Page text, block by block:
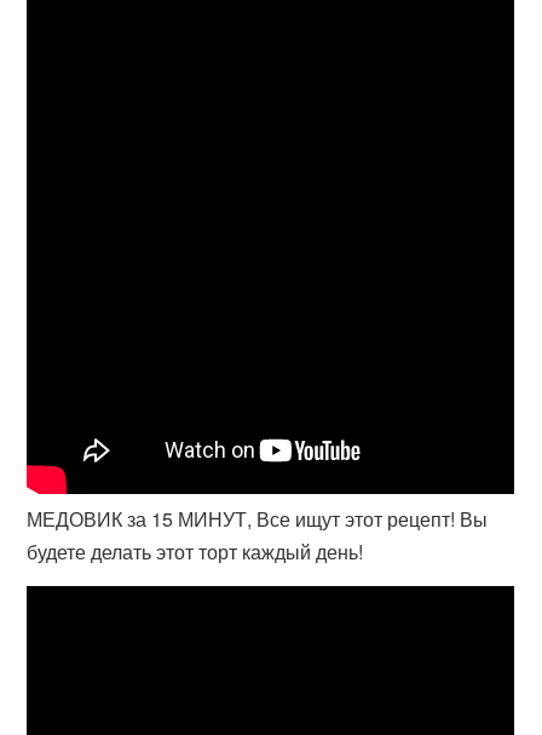
МЕДОВИК за 15 МИНУТ, Все ищут этот рецепт! Вы
будете делать этот торт каждый день!